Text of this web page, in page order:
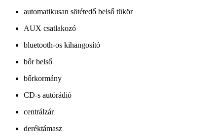
automatikusan sötétedő belső tükör
AUX csatlakozó
bluetooth-os kihangosító
bőr belső
bőrkormány
CD-s autórádió
centrálzár
deréktámasz